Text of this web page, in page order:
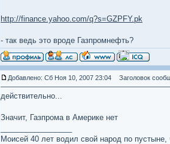
http://finance.yahoo.com/q?s=GZPFY.pk
- так ведь это вроде Газпромнефть?
Добавлено: Сб Ноя 10, 2007 23:04 Заголовок
действительно...
Значит, Газпрома в Америке нет
Моисей 40 лет водил свой народ по